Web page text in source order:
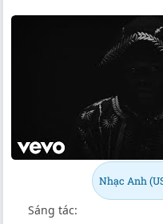
Nhạc Anh
Sáng tác: